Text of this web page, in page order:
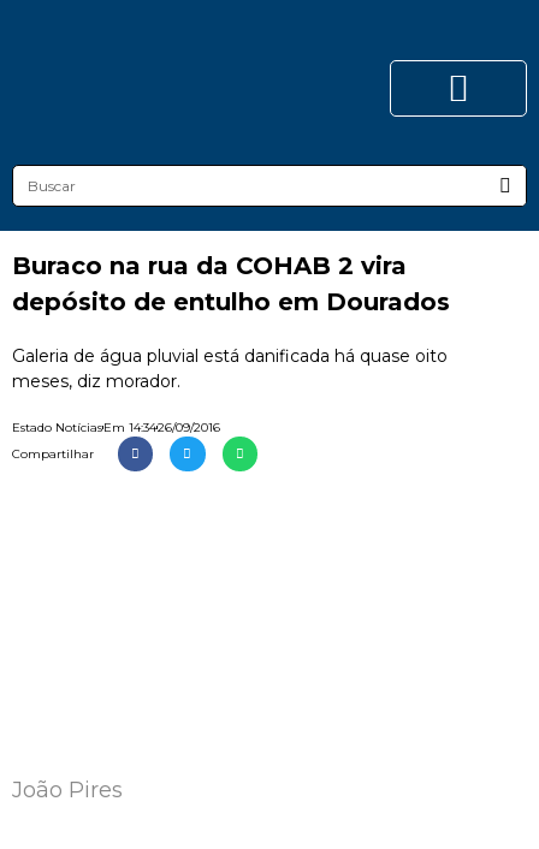
Buraco na rua da COHAB 2 vira
depósito de entulho em Dourados
Galeria de água pluvial está danificada há quase oito
meses, diz morador.
Estado NotíciasEm 14:3426/09/2016
Compartilhar
João Pires